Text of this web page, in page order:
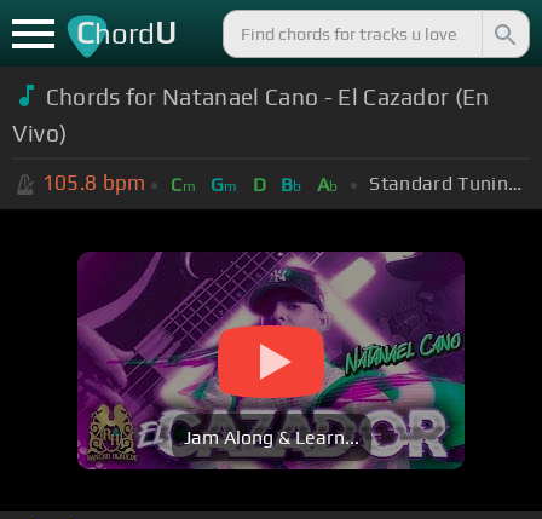
ChordU
Chords for Natanael Cano - El Cazador (En
Vivo)
105.8 bpm Cm Gm D Bb Ab Standard Tuning (EADGBE)
Jam Along & Learn...